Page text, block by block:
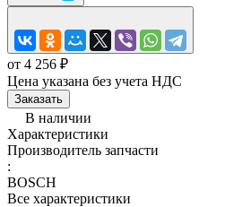
от 4 256 ₽
Цена указана без учета НДС
Заказать
В наличии
Характеристики
Производитель запчасти
:
BOSCH
Все характеристики